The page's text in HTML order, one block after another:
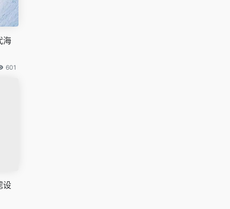
海
601
设